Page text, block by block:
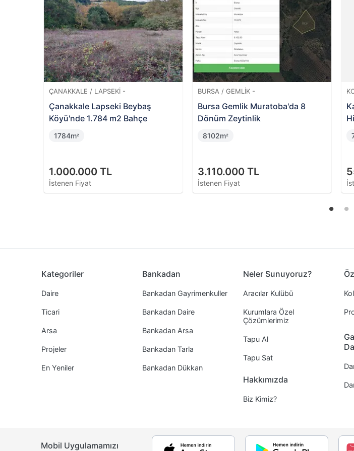
Beybaş
m2 Bahçe
BURSA / GEMLIK -
Bursa Gemlik Muratoba'da 8
Dönüm Zeytinlik
3.110.000 TL
KOCAELI / KARTEPE -
Kartepe Çepni
Hisseli 75 m2 Bahçe
550.000 TL
Kategoriler
Daire
Ticari
Arsa
Projeler
En Yeniler
Bankadan
Bankadan Gayrimenkuller
Bankadan Daire
Bankadan Arsa
Bankadan Tarla
Bankadan Dükkan
Neler Sunuyoruz?
Aracılar Kulübü
Kurumlara Özel
Çözümlerimiz
Tapu Al
Tapu Sat
Hakkımızda
Biz Kimiz?
Mobil Uygulamamızı